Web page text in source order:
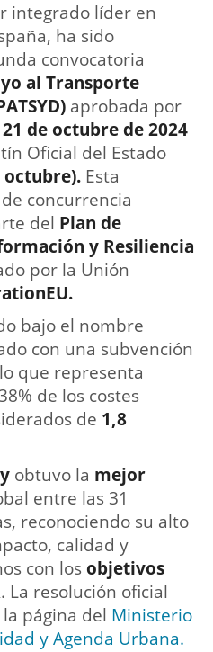
integrado líder en
ha sido
convocatoria
al Transporte
aprobada por
de octubre de 2024
Oficial del Estado
octubre). Esta
concurrencia
del Plan de
y Resiliencia
por la Unión
bajo el nombre
con una subvención
que representa
de los costes
de 1,8
obtuvo la mejor
entre las 31
reconociendo su alto
calidad y
con losobjetivos
. La resolución oficial
página del Ministerio
y Agenda Urbana.